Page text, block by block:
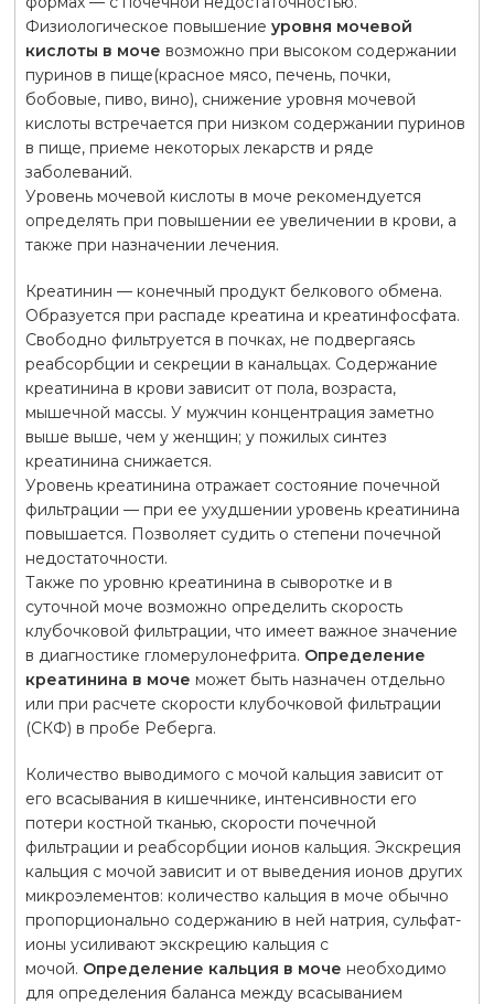
Физиологическое повышение уровня мочевой
кислоты в моче возможно при высоком содержании
пуринов в пище(красное мясо, печень, почки,
бобовые, пиво, вино), снижение уровня мочевой
кислоты встречается при низком содержании пуринов
в пище, приеме некоторых лекарств и ряде
заболеваний.
Уровень мочевой кислоты в моче рекомендуется
определять при повышении ее увеличении в крови, а
также при назначении лечения.
Креатинин — конечный продукт белкового обмена.
Образуется при распаде креатина и креатинфосфата.
Свободно фильтруется в почках, не подвергаясь
реабсорбции и секреции в канальцах. Содержание
креатинина в крови зависит от пола, возраста,
мышечной массы. У мужчин концентрация заметно
выше выше, чем у женщин; у пожилых синтез
креатинина снижается.
Уровень креатинина отражает состояние почечной
фильтрации — при ее ухудшении уровень креатинина
повышается. Позволяет судить о степени почечной
недостаточности.
Также по уровню креатинина в сыворотке и в
суточной моче возможно определить скорость
клубочковой фильтрации, что имеет важное значение
в диагностике гломерулонефрита. Определение
креатинина в моче может быть назначен отдельно
или при расчете скорости клубочковой фильтрации
(СКФ) в пробе Реберга.
Количество выводимого с мочой кальция зависит от
его всасывания в кишечнике, интенсивности его
потери костной тканью, скорости почечной
фильтрации и реабсорбции ионов кальция. Экскреция
кальция с мочой зависит и от выведения ионов других
микроэлементов: количество кальция в моче обычно
пропорционально содержанию в ней натрия, сульфат-
ионы усиливают экскрецию кальция с
мочой. Определение кальция в моче необходимо
для определения баланса между всасыванием